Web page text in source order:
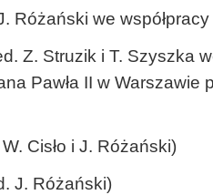
Różański we
Z. Struzik i T. Szyszka
Pawła II w Warszawie
Cisło i J. Różański)
J. Różański)